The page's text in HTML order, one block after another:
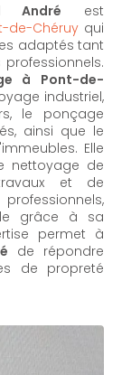
André est
de-Chéruyqui
adaptés tant
à Pont-de-
industriel,
le ponçage
ainsi que le
Elle
nettoyage de
et de
grâce à sa
permet à
de répondre
de propreté